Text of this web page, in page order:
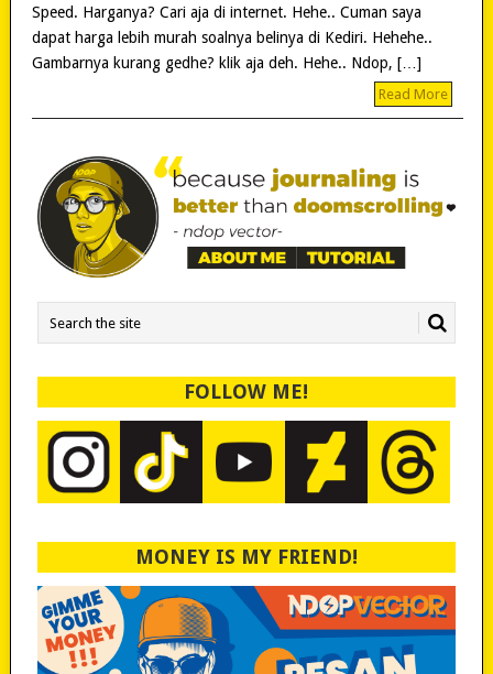
Speed. Harganya? Cari aja di internet. Hehe.. Cuman saya
dapat harga lebih murah soalnya belinya di Kediri. Hehehe..
Gambarnya kurang gedhe? klik aja deh. Hehe.. Ndop, […]
Read More
FOLLOW ME!
MONEY IS MY FRIEND!